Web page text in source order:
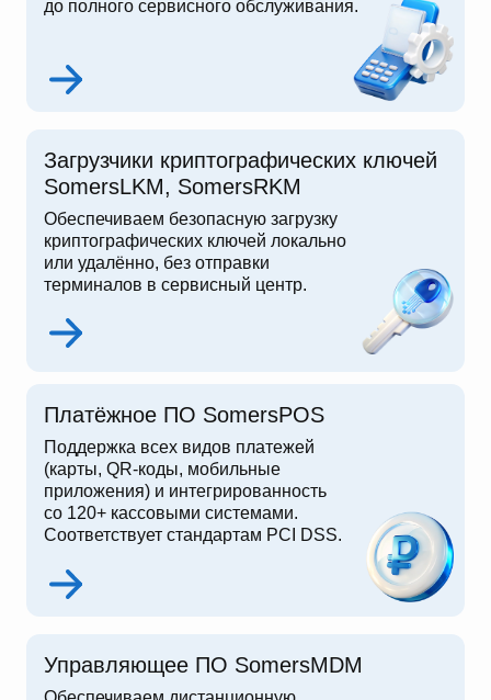
Управляющее ПО SomersMDM
Загрузчики криптографических ключей
SomersLKM, SomersRKM
Обеспечиваем безопасную загрузку
криптографических ключей локально
или удалённо, без отправки
терминалов в сервисный центр.
Платёжное ПО SomersPOS
Поддержка всех видов платежей
(карты, QR-коды, мобильные
приложения) и интегрированность
со 120+ кассовыми системами.
Соответствует стандартам PCI DSS.
до полного сервисного обслуживания.